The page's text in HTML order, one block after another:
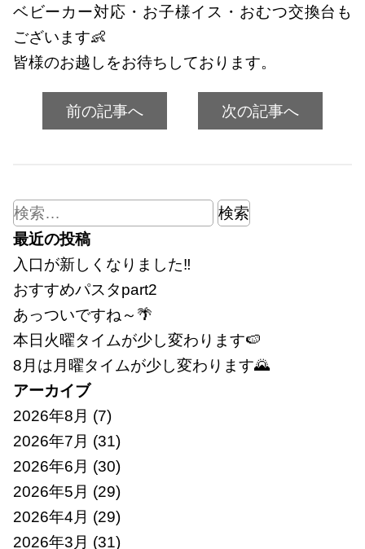
ベビーカー対応・お子様イス・おむつ交換台も
ございます👶
皆様のお越しをお待ちしております。
前の記事へ 次の記事へ
検
索:
最近の投稿
入口が新しくなりました‼
おすすめパスタpart2
あっついですね～🌴
本日火曜タイムが少し変わります🍉
8月は月曜タイムが少し変わります🌄
アーカイブ
2026年8月 (7)
2026年7月 (31)
2026年6月 (30)
2026年5月 (29)
2026年4月 (29)
2026年3月 (31)